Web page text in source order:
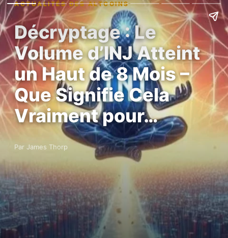
ACTUALITÉS DES ALTCOINS
Décryptage : Le
Volume d’INJ Atteint
un Haut de 8 Mois –
Que Signifie Cela
Vraiment pour…
Par James Thorp